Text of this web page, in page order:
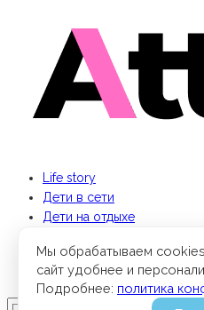
Life story
Дети в сети
Дети на отдыхе
Кино и книги
Парки мира
Мы обрабатываем
сайт удобнее и
Подробнее: политика